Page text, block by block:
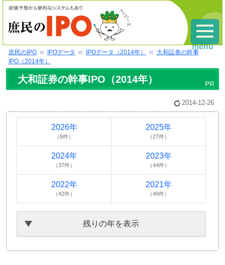
庶民のIPO IPOデータ IPOデータ（2014年）
大和証券の幹事
IPO（2014年）
大和証券の幹事IPO（2014年）
2014-12-26
2026年
（8件）
2025年
（27件）
2024年
（37件）
2023年
（44件）
2022年
（42件）
2021年
（49件）
残りの年を表示
menu